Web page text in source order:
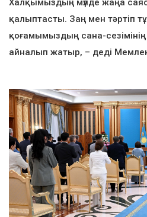
Халқымыздың мүлде жаңа
қалыптасты. Заң мен тәртіп
қоғамымыздың сана-
айналып жатыр, – деді